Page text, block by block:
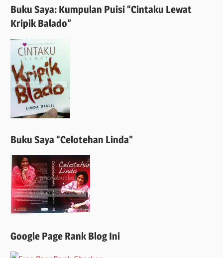
Buku Saya: Kumpulan Puisi “Cintaku Lewat
Kripik Balado”
Buku Saya “Celotehan Linda”
Google Page Rank Blog Ini